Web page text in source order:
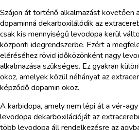
Szájon át történő alkalmazást követően
dopaminná dekarboxilálódik az
csak kis mennyiségű levodopa kerül
központi idegrendszerbe. Ezért a
eléréséhez rövid időközönként nagy
alkalmazása szükséges. Ez gyakran
okoz, amelyek közül néhányat az
képződő dopamin okoz.
A karbidopa, amely nem lépi át a vér-
levodopa dekarboxilációját az
több levodopa áll rendelkezésre az